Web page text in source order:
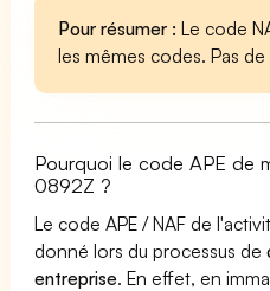
Pour résumer : Le code
les mêmes codes. Pas
Pourquoi le code APE de
0892Z ?
Le code APE / NAF de
donné lors du processus de
entreprise. En effet, en